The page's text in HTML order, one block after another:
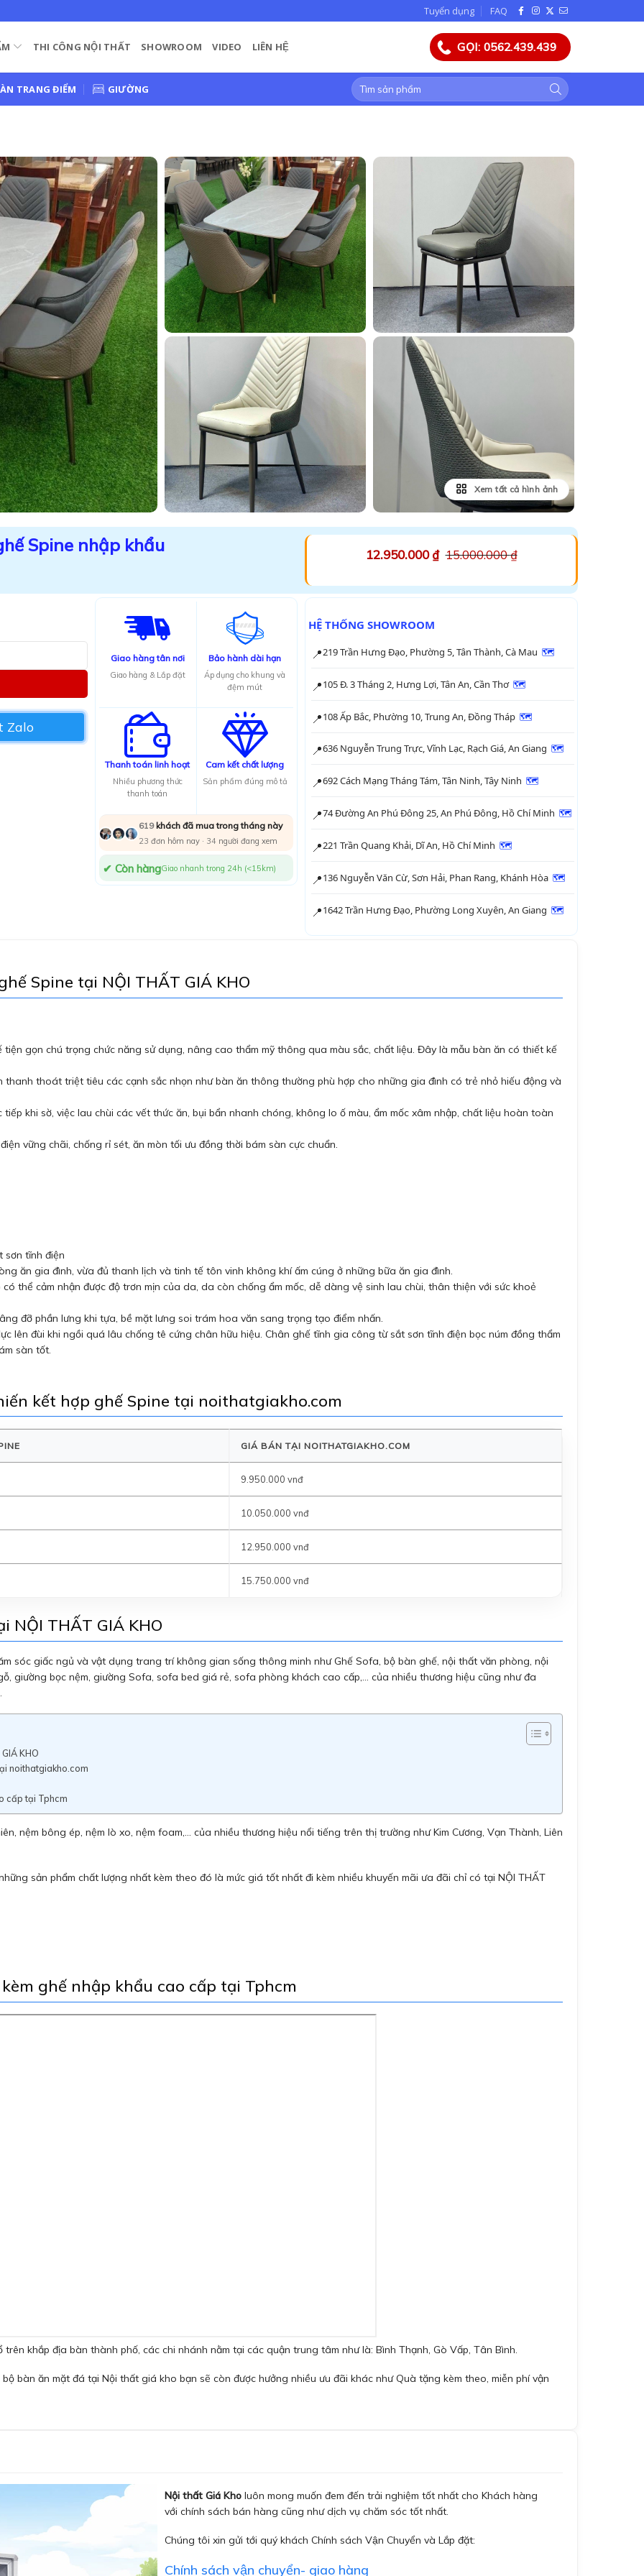
Tuyển dụng FAQ
THI CÔNG NỘI THẤT SHOWROOM VIDEO LIÊN HỆ GỌI: 0562.439.439
TRANG ĐIỂM GIƯỜNG
Tìm
kiếm:
Xem tất cả hình ảnh
Spine nhập khẩu 12.950.000₫ 15.000.000₫
Zalo
Giao hàng tân nơi
Giao hàng & Lắp đặt
Bảo hành dài hạn
Áp dụng cho khung và
đệm mút
Thanh toán linh hoạt
Nhiều phương thức
thanh toán
Cam kết chất lượng
Sản phẩm đúng mô tả
619khách đã mua trong tháng này
23 đơn hôm nay · 34 người đang xem
✔ Còn hàngGiao nhanh trong 24h (<15km)
HỆ THỐNG SHOWROOM
📍219 Trần Hưng Đạo, Phường 5, Tân Thành, Cà Mau 🗺
📍105 Đ. 3 Tháng 2, Hưng Lợi, Tân An, Cần Thơ 🗺
📍108 Ấp Bắc, Phường 10, Trung An, Đồng Tháp 🗺
📍636 Nguyễn Trung Trực, Vĩnh Lạc, Rạch Giá, An Giang 🗺
📍692 Cách Mạng Tháng Tám, Tân Ninh, Tây Ninh 🗺
📍74 Đường An Phú Đông 25, An Phú Đông, Hồ Chí Minh 🗺
📍221 Trần Quang Khải, Dĩ An, Hồ Chí Minh 🗺
📍136 Nguyễn Văn Cừ, Sơn Hải, Phan Rang, Khánh Hòa 🗺
📍1642 Trần Hưng Đạo, Phường Long Xuyên, An Giang 🗺
Spine tại NỘI THẤT GIÁ KHO
tiện gọn chú trọng chức năng sử dụng, nâng cao thẩm mỹ thông qua màu sắc, chất liệu. Đây là mẫu bàn ăn có thiết kế
thanh thoát triệt tiêu các cạnh sắc nhọn như bàn ăn thông thường phù hợp cho những gia đình có trẻ nhỏ hiếu động và
khi sờ, việc lau chùi các vết thức ăn, bụi bẩn nhanh chóng, không lo ố màu, ẩm mốc xâm nhập, chất liệu hoàn toàn
vững chãi, chống rỉ sét, ăn mòn tối ưu đồng thời bám sàn cực chuẩn.
sơn tĩnh điện
ăn gia đình, vừa đủ thanh lịch và tinh tế tôn vinh không khí ấm cúng ở những bữa ăn gia đình.
thể cảm nhận được độ trơn mịn của da, da còn chống ẩm mốc, dễ dàng vệ sinh lau chùi, thân thiện với sức khoẻ
đỡ phần lưng khi tựa, bề mặt lưng soi trám hoa văn sang trọng tạo điểm nhấn.
lên đùi khi ngồi quá lâu chống tê cứng chân hữu hiệu. Chân ghế tĩnh gia công từ sắt sơn tĩnh điện bọc núm đồng thẩm
sàn tốt.
kết hợp ghế Spine tại noithatgiakho.com
GIÁ BÁN TẠI NOITHATGIAKHO.COM
9.950.000 vnđ
10.050.000 vnđ
12.950.000 vnđ
15.750.000 vnđ
NỘI THẤT GIÁ KHO
sóc giấc ngủ và vật dụng trang trí không gian sống thông minh như Ghế Sofa, bộ bàn ghế, nội thất văn phòng, nội
giường bọc nệm, giường Sofa, sofa bed giá rẻ, sofa phòng khách cao cấp,… của nhiều thương hiệu cũng như đa
KHO
noithatgiakho.com
cấp tại Tphcm
nệm bông ép, nệm lò xo, nệm foam,… của nhiều thương hiệu nổi tiếng trên thị trường như Kim Cương, Vạn Thành, Liên
sản phẩm chất lượng nhất kèm theo đó là mức giá tốt nhất đi kèm nhiều khuyến mãi ưa đãi chỉ có tại NỘI THẤT
ghế nhập khẩu cao cấp tại Tphcm
khắp địa bàn thành phố, các chi nhánh nằm tại các quận trung tâm như là: Bình Thạnh, Gò Vấp, Tân Bình.
bàn ăn mặt đá tại Nội thất giá kho bạn sẽ còn được hưởng nhiều ưu đãi khác như Quà tặng kèm theo, miễn phí vận
Nội thất Giá Kho luôn mong muốn đem đến trải nghiệm tốt nhất cho Khách hàng
với chính sách bán hàng cũng như dịch vụ chăm sóc tốt nhất.
Chúng tôi xin gửi tới quý khách Chính sách Vận Chuyển và Lắp đặt:
Chính sách vận chuyển- giao hàng